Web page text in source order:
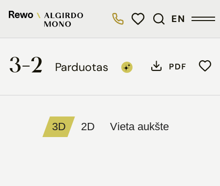
EN
3-2 Parduotas
3D 2D Vieta aukšte